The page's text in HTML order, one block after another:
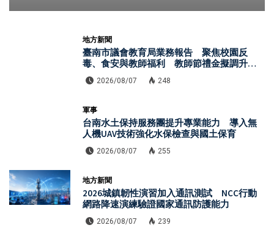
地方新聞
臺南市議會教育局業務報告 聚焦校園反
毒、食安與教師福利 教師節禮金擬調升至
千元
2026/08/07 248
軍事
台南水土保持服務團提升專業能力 導入無
人機UAV技術強化水保檢查與國土保育
2026/08/07 255
地方新聞
2026城鎮韌性演習加入通訊測試 NCC行動
網路降速演練驗證國家通訊防護能力
2026/08/07 239